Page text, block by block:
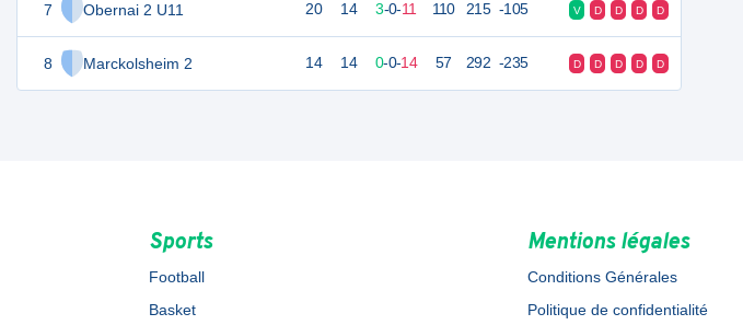
7 Obernai 2 U11
8 Marckolsheim 2
20 14 3-0-11 110 215 -105 V D D D D
14 14 0-0-14 57 292 -235 D D D D D
Sports
Football
Basket
Mentions légales
Conditions Générales
Politique de confidentialité